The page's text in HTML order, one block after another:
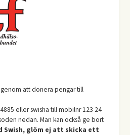
att donera pengar till
eller swisha till mobilnr 123 24
nedan. Man kan också ge bort
Swish, glöm ej att skicka ett